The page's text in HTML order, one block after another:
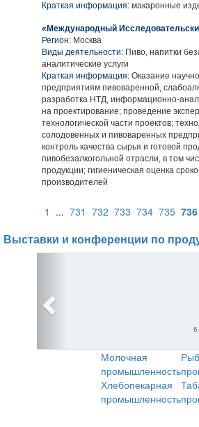
Краткая информация: макаронные
«Международный
Регион: Москва
Виды деятельности: Пиво, напитки
аналитические услуги
Краткая информация: Оказание
предприятиям пивоваренной,
разработка НТД, информационно-
на проектирование; проведение
технологической части проектов;
солодовенных и пивоваренных
контроль качества сырья и готовой
пивобезалкогольной отрасли, в том
продукции; гигиеническая оценка
производителей
1 ... 731 732 733 734 735 736
Выставки и конференции по
6
Молочная
промышленность
Хлебопекарная
промышленность